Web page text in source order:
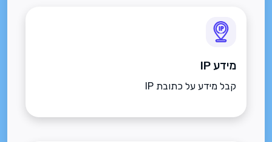
מידע IP
קבל מידע על כתובת IP